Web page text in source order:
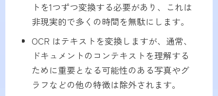
トを1つずつ変換する必要があり、これは
非現実的で多くの時間を無駄にします。
OCR はテキストを変換しますが、通常、
ドキュメントのコンテキストを理解する
ために重要となる可能性のある写真やグ
ラフなどの他の特徴は除外されます。